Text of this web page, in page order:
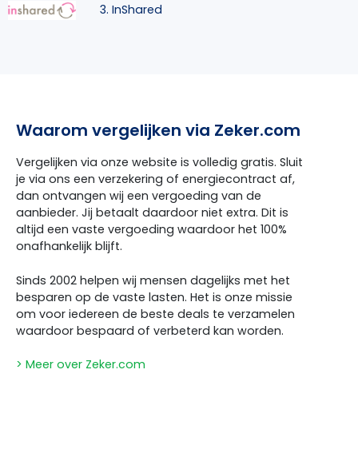
3. InShared
Waarom vergelijken via Zeker.com
Vergelijken via onze website is volledig gratis. Sluit
je via ons een verzekering of energiecontract af,
dan ontvangen wij een vergoeding van de
aanbieder. Jij betaalt daardoor niet extra. Dit is
altijd een vaste vergoeding waardoor het 100%
onafhankelijk blijft.
Sinds 2002 helpen wij mensen dagelijks met het
besparen op de vaste lasten. Het is onze missie
om voor iedereen de beste deals te verzamelen
waardoor bespaard of verbeterd kan worden.
> Meer over Zeker.com